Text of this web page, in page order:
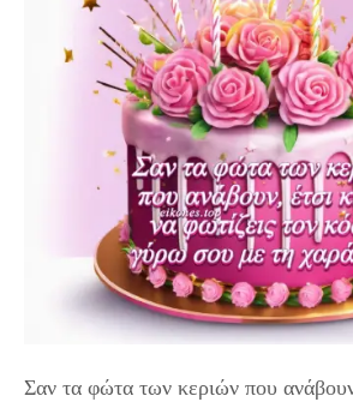
Σαν τα φώτα των κεριών που